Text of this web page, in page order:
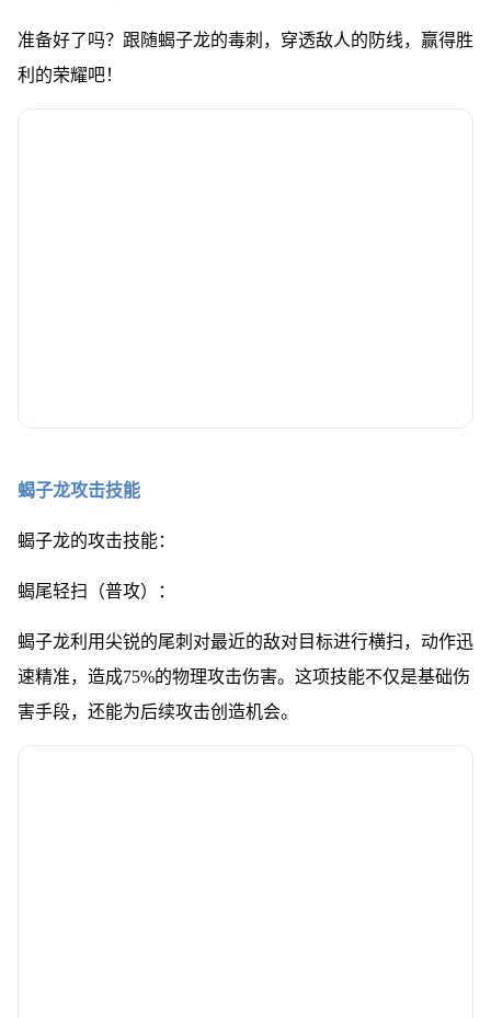
准备好了吗？跟随蝎子龙的毒刺，穿透敌人的防线，赢得胜
利的荣耀吧！
蝎子龙攻击技能
蝎子龙的攻击技能：
蝎尾轻扫（普攻）：
蝎子龙利用尖锐的尾刺对最近的敌对目标进行横扫，动作迅
速精准，造成75%的物理攻击伤害。这项技能不仅是基础伤
害手段，还能为后续攻击创造机会。